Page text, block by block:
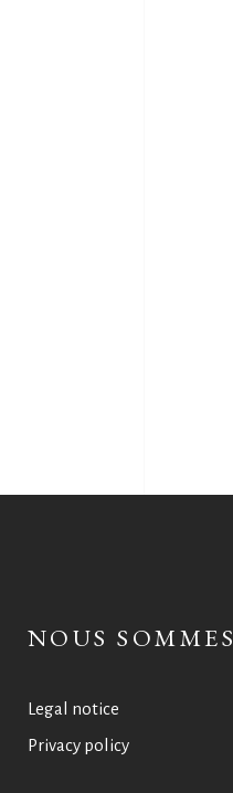
NOUS SOMMES
Legal notice
Privacy policy